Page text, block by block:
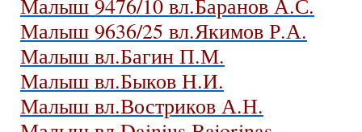
Малыш 9636/25 вл.Якимов Р.А.
Малыш вл.Багин П.М.
Малыш вл.Быков Н.И.
Малыш вл.Востриков А.Н.